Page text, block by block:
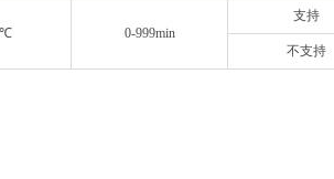
℃ 0-999min
支持
不支持